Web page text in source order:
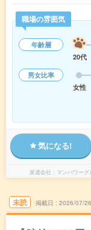
職場の雰囲気
年齢層
20代
男女比率
女性
気になる!
派遣会社 マンパワー
未読 掲載日 2026/07/26